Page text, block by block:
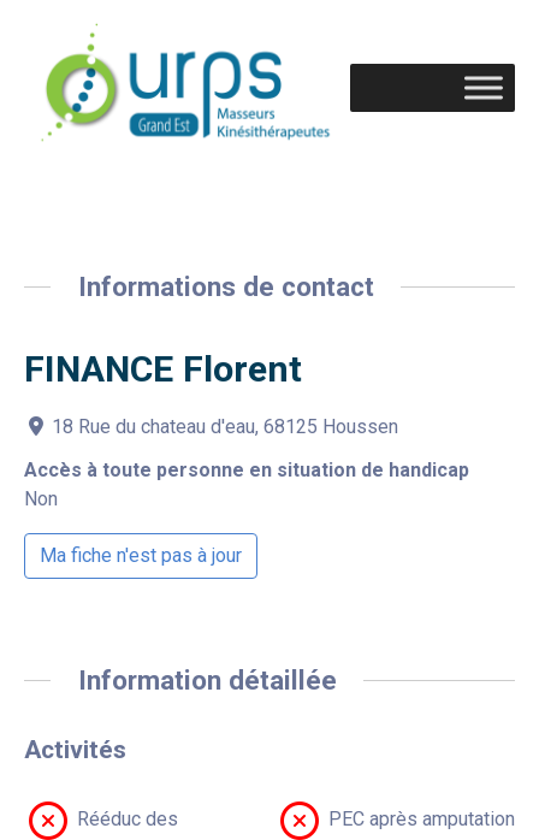
Informations de contact
FINANCE Florent
18 Rue du chateau d'eau, 68125 Houssen
Accès à toute personne en situation de handicap
Non
Ma fiche n'est pas à jour
Information détaillée
Activités
Rééduc des
PEC après amputation